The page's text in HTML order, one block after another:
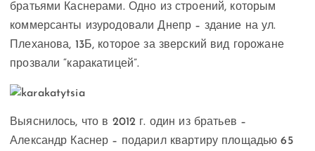
братьями Каснерами. Одно из строений, которым
коммерсанты изуродовали Днепр – здание на ул.
Плеханова, 13Б, которое за зверский вид горожане
прозвали “каракатицей”.
Выяснилось, что в 2012 г. один из братьев –
Александр Каснер – подарил квартиру площадью 65